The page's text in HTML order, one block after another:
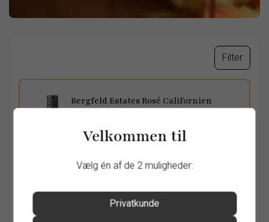
Velkommen til
Vælg én af de 2 muligheder:
Privatkunde
Filter
Bergfeld Estates Rosé Californien
Dejlig sprød og frisk rosévin med en harmonisk
sødme.